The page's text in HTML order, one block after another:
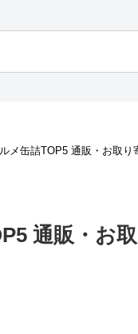
メ缶詰TOP5 通販・お取り
通販・お取